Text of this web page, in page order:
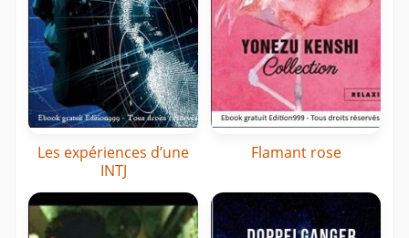
Les expériences d’une
INTJ
Flamant rose